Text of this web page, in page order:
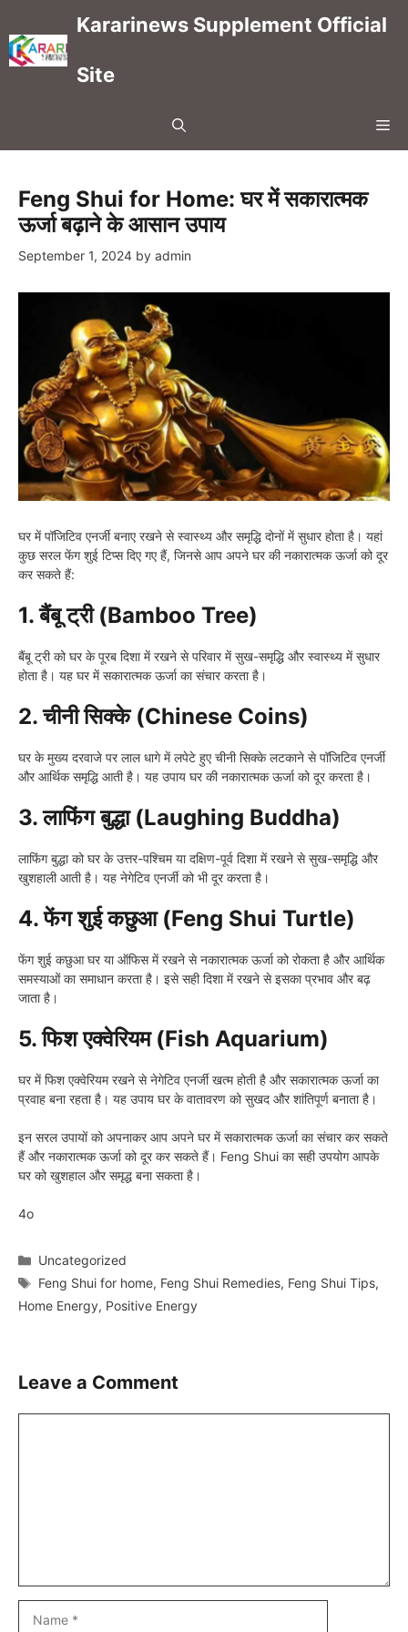
content
Kararinews Supplement Official
Site
Feng Shui for Home: घर में सकारात्मक
ऊर्जा बढ़ाने के आसान उपाय
September 1, 2024 by admin
घर में पॉजिटिव एनर्जी बनाए रखने से स्वास्थ्य और समृद्धि दोनों में सुधार होता है। यहां
कुछ सरल फेंग शुई टिप्स दिए गए हैं, जिनसे आप अपने घर की नकारात्मक ऊर्जा को दूर
कर सकते हैं:
1. बैंबू ट्री (Bamboo Tree)
बैंबू ट्री को घर के पूरब दिशा में रखने से परिवार में सुख-समृद्धि और स्वास्थ्य में सुधार
होता है। यह घर में सकारात्मक ऊर्जा का संचार करता है।
2. चीनी सिक्के (Chinese Coins)
घर के मुख्य दरवाजे पर लाल धागे में लपेटे हुए चीनी सिक्के लटकाने से पॉजिटिव एनर्जी
और आर्थिक समृद्धि आती है। यह उपाय घर की नकारात्मक ऊर्जा को दूर करता है।
3. लाफिंग बुद्धा (Laughing Buddha)
लाफिंग बुद्धा को घर के उत्तर-पश्चिम या दक्षिण-पूर्व दिशा में रखने से सुख-समृद्धि और
खुशहाली आती है। यह नेगेटिव एनर्जी को भी दूर करता है।
4. फेंग शुई कछुआ (Feng Shui Turtle)
फेंग शुई कछुआ घर या ऑफिस में रखने से नकारात्मक ऊर्जा को रोकता है और आर्थिक
समस्याओं का समाधान करता है। इसे सही दिशा में रखने से इसका प्रभाव और बढ़
जाता है।
5. फिश एक्वेरियम (Fish Aquarium)
घर में फिश एक्वेरियम रखने से नेगेटिव एनर्जी खत्म होती है और सकारात्मक ऊर्जा का
प्रवाह बना रहता है। यह उपाय घर के वातावरण को सुखद और शांतिपूर्ण बनाता है।
इन सरल उपायों को अपनाकर आप अपने घर में सकारात्मक ऊर्जा का संचार कर सकते
हैं और नकारात्मक ऊर्जा को दूर कर सकते हैं। Feng Shui का सही उपयोग आपके
घर को खुशहाल और समृद्ध बना सकता है।
4o
Categories
Uncategorized
Tags
Feng Shui for home, Feng Shui Remedies, Feng Shui Tips,
Home Energy, Positive Energy
Leave a Comment